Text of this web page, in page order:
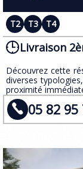
T2 T3 T4
Livraison
​Découvrez cette
diverses
proximité
05 82 95